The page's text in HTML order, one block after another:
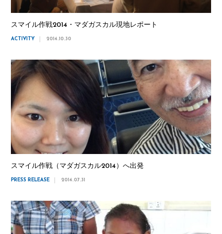
スマイル作戦2014・マダガスカル現地レポート
ACTIVITY 2014.10.30
スマイル作戦（マダガスカル2014）へ出発
PRESS RELEASE 2014.07.31